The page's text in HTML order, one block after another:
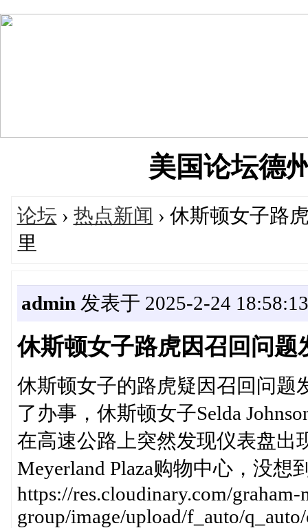
美国论坛德
论坛 › 热点新闻 › 休斯顿女子路
里
admin 发表于 2025-2-24 18:58:13
休斯顿女子路虎因召回问
休斯顿女子的路虎疑因召回问题
了办事，休斯顿女子Selda
在高速公路上突然发现仪表盘出
Meyerland Plaza购物中心，没
https://res.cloudinary.com/graham-
group/image/upload/f_auto/